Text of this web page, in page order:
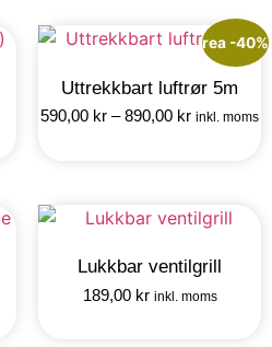
rea -40%
Uttrekkbart luftrør 5m
590,00 kr –890,00 kr inkl. moms
Lukkbar ventilgrill
189,00 kr inkl. moms